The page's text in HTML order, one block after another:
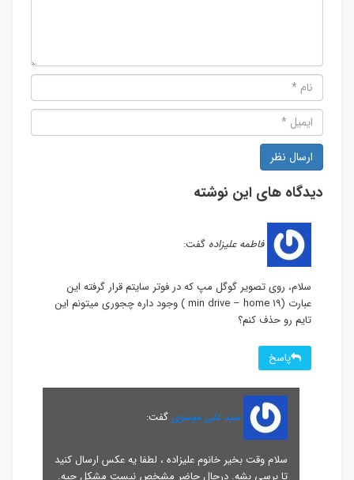
دیدگاه های این نوشته
فاطمه علیزاده گفت:
سلام، روی تصویر گوگل مپ که در فوتر سایتم قرار گرفته این
عبارت (۱۹ min drive – home ) وجود داره چجوری میتونم این
تایم رو حذف کنم؟
پاسخ
سید علی موسویگفت:
سلام وقت بخیر خانوم علیزاده ، لطفا یه عکس ارسال کنید
تا برسی بشه. درحال حاضر مشخص نیست مشکل چیه.